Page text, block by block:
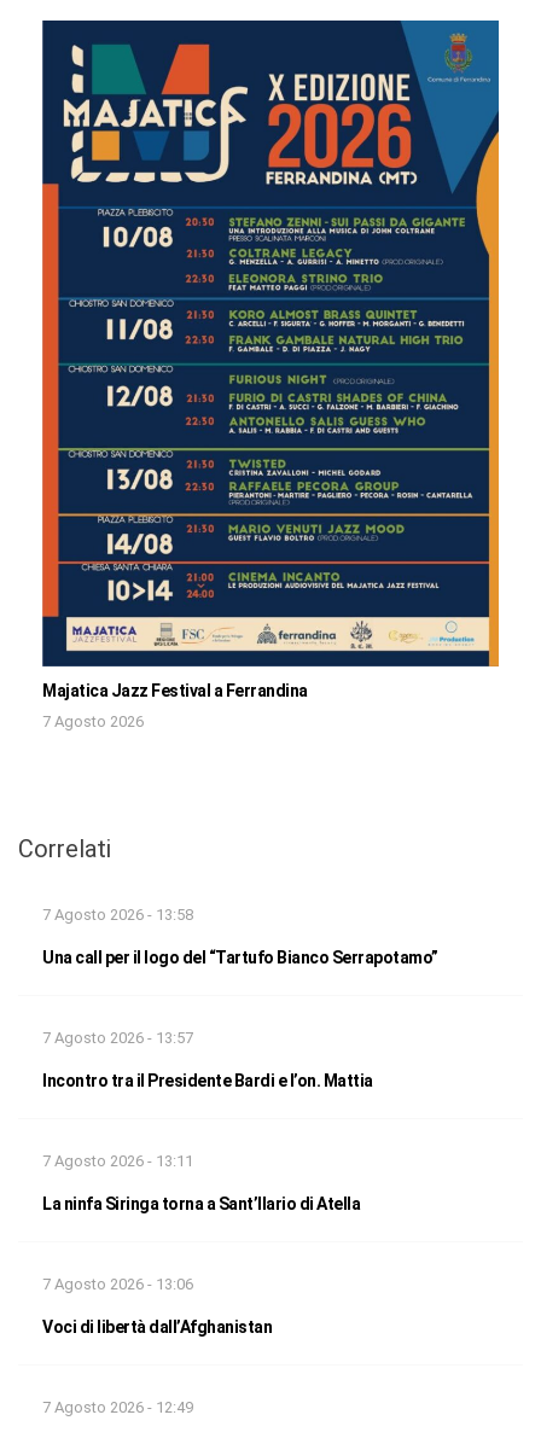
Majatica Jazz Festival a Ferrandina
7 Agosto 2026
Correlati
7 Agosto 2026 - 13:58
Una call per il logo del “Tartufo Bianco Serrapotamo”
7 Agosto 2026 - 13:57
Incontro tra il Presidente Bardi e l’on. Mattia
7 Agosto 2026 - 13:11
La ninfa Siringa torna a Sant’Ilario di Atella
7 Agosto 2026 - 13:06
Voci di libertà dall’Afghanistan
7 Agosto 2026 - 12:49